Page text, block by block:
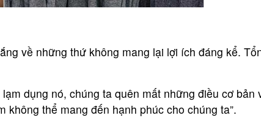
về những thứ không mang lại lợi ích đáng kể.
dụng nó, chúng ta quên mất những điều cơ bản
thể mang đến hạnh phúc cho chúng ta”.